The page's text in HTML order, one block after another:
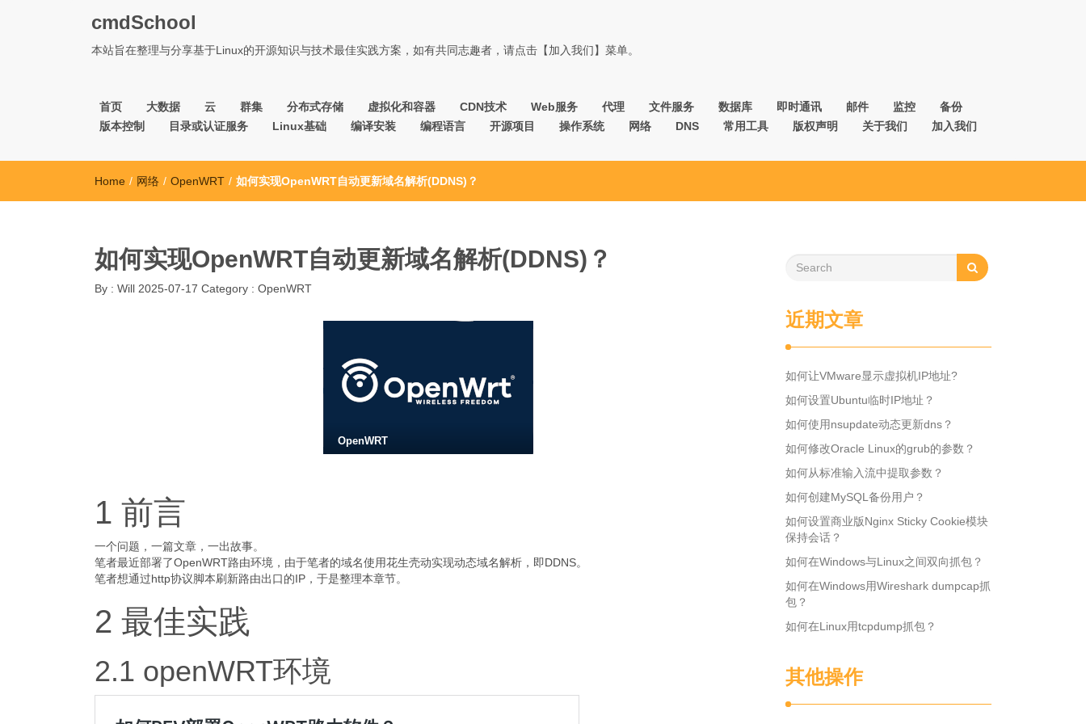
cmdSchool
本站旨在整理与分享基于Linux的开源知识与技术最佳实践方案，如有共同志趣者，请点击【加入我们】菜单。
首页 大数据 云 群集 分布式存储 虚拟化和容器 CDN技术 Web服务 代理 文件服务 数据库 即时通讯 邮件 监控
备份
版本控制
目录或认证服务 Linux基础 编译安装 编程语言 开源项目 操作系统 网络 DNS 常用工具 版权声明 关于我们 加入我们
Home / 网络 / OpenWRT / 如何实现OpenWRT自动更新域名解析(DDNS)？
如何实现OpenWRT自动更新域名解析(DDNS)？
By : Will 2025-07-17 Category : OpenWRT
OpenWRT
1 前言
一个问题，一篇文章，一出故事。
笔者最近部署了OpenWRT路由环境，由于笔者的域名使用花生壳动实现动态域名解析，即DDNS。
笔者想通过http协议脚本刷新路由出口的IP，于是整理本章节。
2 最佳实践
2.1 openWRT环境
近期文章
如何让VMware显示虚拟机IP地址?
如何设置Ubuntu临时IP地址？
如何使用nsupdate动态更新dns？
如何修改Oracle Linux的grub的参数？
如何从标准输入流中提取参数？
如何创建MySQL备份用户？
如何设置商业版Nginx Sticky Cookie模块
保持会话？
如何在Windows与Linux之间双向抓包？
如何在Windows用Wireshark dumpcap抓
包？
如何在Linux用tcpdump抓包？
其他操作